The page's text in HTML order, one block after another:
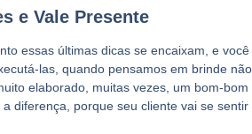
e Vale Presente
essas últimas dicas se encaixam, e você
las, quando pensamos em brinde não
elaborado, muitas vezes, um bom-bom
diferença, porque seu cliente vai se sentir